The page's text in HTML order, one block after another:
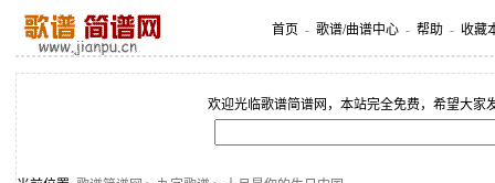
首页 - 歌谱/曲谱中心 - 帮助 - 收藏
欢迎光临歌谱简谱网，本站完全免费，希望大家